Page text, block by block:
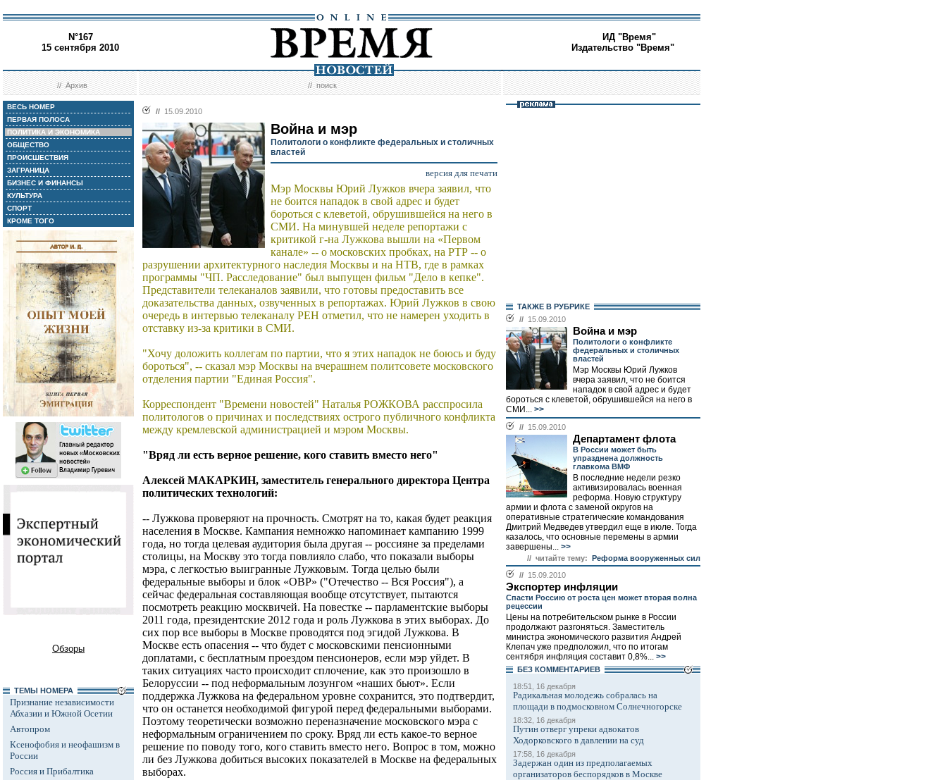
N°167
15 сентября 2010
ИД "Время"
Издательство "Время"
//Архив //поиск
ВЕСЬ НОМЕР
ПЕРВАЯ ПОЛОСА
ПОЛИТИКА И ЭКОНОМИКА
ОБЩЕСТВО
ПРОИСШЕСТВИЯ
ЗАГРАНИЦА
БИЗНЕС И ФИНАНСЫ
КУЛЬТУРА
СПОРТ
КРОМЕ ТОГО
Обзоры
ТЕМЫ НОМЕРА
Признание независимости
Абхазии и Южной Осетии
Автопром
Ксенофобия и неофашизм в
России
Россия и Прибалтика
// 15.09.2010
Война и мэр
Политологи о конфликте федеральных и столичных
властей
версия для печати
Мэр Москвы Юрий Лужков вчера заявил, что
не боится нападок в свой адрес и будет
бороться с клеветой, обрушившейся на него в
СМИ. На минувшей неделе репортажи с
критикой г-на Лужкова вышли на «Первом
канале» -- о московских пробках, на РТР -- о
разрушении архитектурного наследия Москвы и на НТВ, где в рамках
программы "ЧП. Расследование" был выпущен фильм "Дело в кепке".
Представители телеканалов заявили, что готовы предоставить все
доказательства данных, озвученных в репортажах. Юрий Лужков в свою
очередь в интервью телеканалу РЕН отметил, что не намерен уходить в
отставку из-за критики в СМИ.
"Хочу доложить коллегам по партии, что я этих нападок не боюсь и буду
бороться", -- сказал мэр Москвы на вчерашнем политсовете московского
отделения партии "Единая Россия".
Корреспондент "Времени новостей" Наталья РОЖКОВА расспросила
политологов о причинах и последствиях острого публичного конфликта
между кремлевской администрацией и мэром Москвы.
"Вряд ли есть верное решение, кого ставить вместо него"
Алексей МАКАРКИН, заместитель генерального директора Центра
политических технологий:
-- Лужкова проверяют на прочность. Смотрят на то, какая будет реакция
населения в Москве. Кампания немножко напоминает кампанию 1999
года, но тогда целевая аудитория была другая -- россияне за пределами
столицы, на Москву это тогда повлияло слабо, что показали выборы
мэра, с легкостью выигранные Лужковым. Тогда целью были
федеральные выборы и блок «ОВР» ("Отечество -- Вся Россия"), а
сейчас федеральная составляющая вообще отсутствует, пытаются
посмотреть реакцию москвичей. На повестке -- парламентские выборы
2011 года, президентские 2012 года и роль Лужкова в этих выборах. До
сих пор все выборы в Москве проводятся под эгидой Лужкова. В
Москве есть опасения -- что будет с московскими пенсионными
доплатами, с бесплатным проездом пенсионеров, если мэр уйдет. В
таких ситуациях часто происходит сплочение, как это произошло в
Белоруссии -- под неформальным лозунгом «наших бьют». Если
поддержка Лужкова на федеральном уровне сохранится, это подтвердит,
что он останется необходимой фигурой перед федеральными выборами.
Поэтому теоретически возможно переназначение московского мэра с
неформальным ограничением по сроку. Вряд ли есть какое-то верное
решение по поводу того, кого ставить вместо него. Вопрос в том, можно
ли без Лужкова добиться высоких показателей в Москве на федеральных
выборах.
ТАКЖЕ В РУБРИКЕ
// 15.09.2010
Война и мэр
Политологи о конфликте
федеральных и столичных
властей
Мэр Москвы Юрий Лужков
вчера заявил, что не боится
нападок в свой адрес и будет
бороться с клеветой, обрушившейся на него в
СМИ... >>
// 15.09.2010
Департамент флота
В России может быть
упразднена должность
главкома ВМФ
В последние недели резко
активизировалась военная
реформа. Новую структуру
армии и флота с заменой округов на
оперативные стратегические командования
Дмитрий Медведев утвердил еще в июле. Тогда
казалось, что основные перемены в армии
завершены... >>
// читайте тему: Реформа вооруженных сил
// 15.09.2010
Экспортер инфляции
Спасти Россию от роста цен может вторая волна
рецессии
Цены на потребительском рынке в России
продолжают разгоняться. Заместитель
министра экономического развития Андрей
Клепач уже предположил, что по итогам
сентября инфляция составит 0,8%... >>
БЕЗ КОМMЕНТАРИЕВ
18:51, 16 декабря
Радикальная молодежь собралась на
площади в подмосковном Солнечногорске
18:32, 16 декабря
Путин отверг упреки адвокатов
Ходорковского в давлении на суд
17:58, 16 декабря
Задержан один из предполагаемых
организаторов беспорядков в Москве